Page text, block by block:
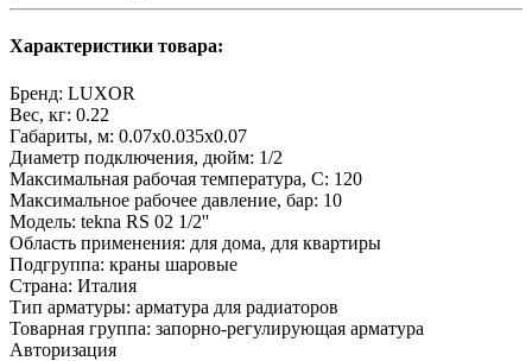
Характеристики товара:
Бренд: LUXOR
Вес, кг: 0.22
Габариты, м: 0.07x0.035x0.07
Диаметр подключения, дюйм: 1/2
Максимальная рабочая температура, С: 120
Максимальное рабочее давление, бар: 10
Модель: tekna RS 02 1/2''
Область применения: для дома, для квартиры
Подгруппа: краны шаровые
Страна: Италия
Тип арматуры: арматура для радиаторов
Товарная группа: запорно-регулирующая арматура
Авторизация